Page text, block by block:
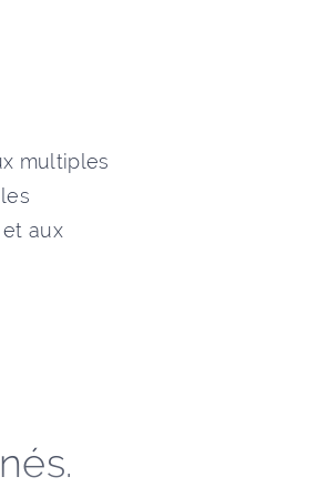
multiples
aux